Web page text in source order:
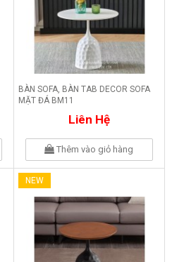
BÀN SOFA, BÀN TAB DECOR SOFA
MẶT ĐÁ BM11
Liên Hệ
Thêm vào giỏ hàng
NEW